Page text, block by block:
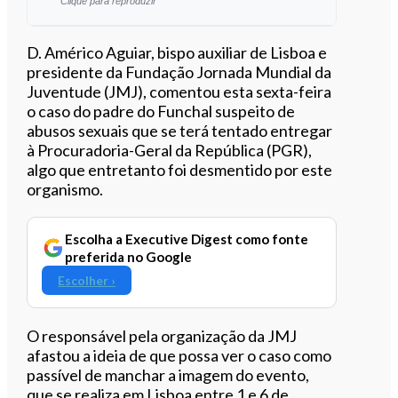
Ouvir este artigo
D. Américo Aguiar, bispo auxiliar de Lisboa e
presidente da Fundação Jornada Mundial da
Juventude (JMJ), comentou esta sexta-feira
o caso do padre do Funchal suspeito de
abusos sexuais que se terá tentado entregar
à Procuradoria-Geral da República (PGR),
algo que entretanto foi desmentido por este
organismo.
Escolha a Executive Digest como fonte
preferida no Google
Escolher ›
O responsável pela organização da JMJ
afastou a ideia de que possa ver o caso como
passível de manchar a imagem do evento,